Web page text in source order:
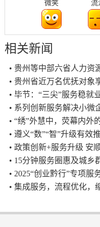
微笑 流
相关新闻
• 贵州等中部六省人力资
• 贵州省近万名优抚对象
• 毕节：“三尖”服务稳就
• 系列创新服务解决小微
• “绣”外慧中，荧幕内外
• 遵义“数”“智”升级有效
• 政策创新+服务升级 安
• 15分钟服务圈惠及城乡
• 2025“创业黔行”专项服
• 集成服务，流程优化